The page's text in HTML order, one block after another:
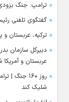
ترامپ: جنگ
گفتگوی تلفنی
ترکیه، عربستان
دبیرکل سازمان
عربستان و آمریکا
روز ۱۶۰
شلیک کند